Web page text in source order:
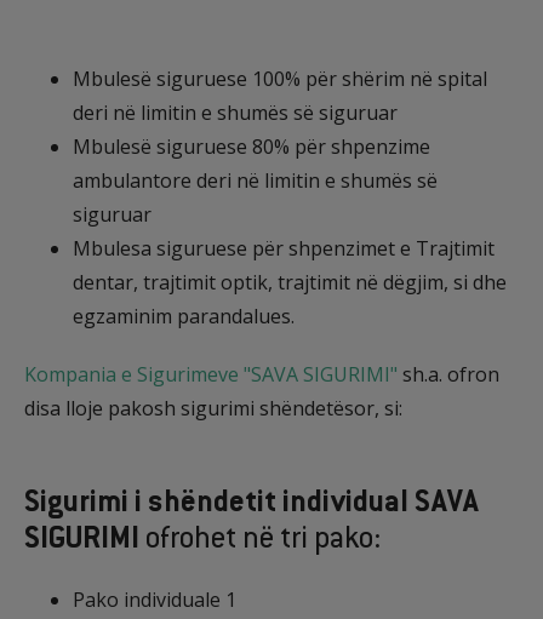
Mbulesë siguruese 100% për shërim në spital
deri në limitin e shumës së siguruar
Mbulesë siguruese 80% për shpenzime
ambulantore deri në limitin e shumës së
siguruar
Mbulesa siguruese për shpenzimet e Trajtimit
dentar, trajtimit optik, trajtimit në dëgjim, si dhe
egzaminim parandalues.
Kompania e Sigurimeve "SAVA SIGURIMI" sh.a. ofron
disa lloje pakosh sigurimi shëndetësor, si:
Sigurimi i shëndetit individual SAVA
SIGURIMI ofrohet në tri pako:
Pako individuale 1